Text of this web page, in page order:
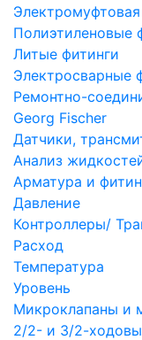
Полиэтиленовые
Литые фитинги
Электросварные
Ремонтно-
Georg Fischer
Датчики,
Анализ
Арматура и
Давление
Контроллеры/
Расход
Температура
Уровень
Микроклапаны и
2/2- и 3/2-